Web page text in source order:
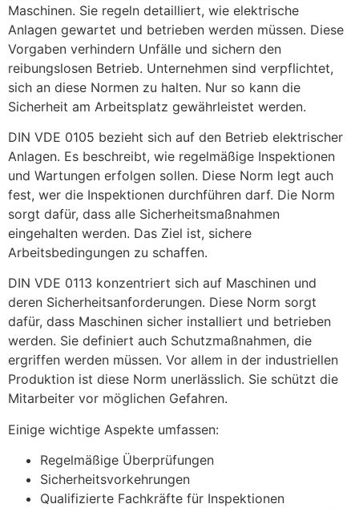
Maschinen. Sie regeln detailliert, wie elektrische
Anlagen gewartet und betrieben werden müssen. Diese
Vorgaben verhindern Unfälle und sichern den
reibungslosen Betrieb. Unternehmen sind verpflichtet,
sich an diese Normen zu halten. Nur so kann die
Sicherheit am Arbeitsplatz gewährleistet werden.
DIN VDE 0105 bezieht sich auf den Betrieb elektrischer
Anlagen. Es beschreibt, wie regelmäßige Inspektionen
und Wartungen erfolgen sollen. Diese Norm legt auch
fest, wer die Inspektionen durchführen darf. Die Norm
sorgt dafür, dass alle Sicherheitsmaßnahmen
eingehalten werden. Das Ziel ist, sichere
Arbeitsbedingungen zu schaffen.
DIN VDE 0113 konzentriert sich auf Maschinen und
deren Sicherheitsanforderungen. Diese Norm sorgt
dafür, dass Maschinen sicher installiert und betrieben
werden. Sie definiert auch Schutzmaßnahmen, die
ergriffen werden müssen. Vor allem in der industriellen
Produktion ist diese Norm unerlässlich. Sie schützt die
Mitarbeiter vor möglichen Gefahren.
Einige wichtige Aspekte umfassen:
Regelmäßige Überprüfungen
Sicherheitsvorkehrungen
Qualifizierte Fachkräfte für Inspektionen